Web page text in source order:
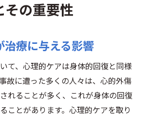
その重要性
治療に与える影響
て、心理的ケアは身体的回復と同様
故に遭った多くの人々は、心的外傷
れることが多く、これが身体の回復
ことがあります。心理的ケアを取り